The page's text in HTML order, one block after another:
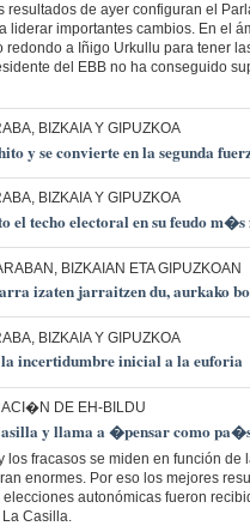
resultados de ayer configuran el
liderar importantes cambios. En el
redondo a Iñigo Urkullu para tener
del EBB no ha conseguido
BIZKAIA Y GIPUZKOA
y se convierte en la segunda
BIZKAIA Y GIPUZKOA
el techo electoral en su feudo m�s
BIZKAIAN ETA GIPUZKOAN
izaten jarraitzen du, aurkako
BIZKAIA Y GIPUZKOA
la incertidumbre inicial a la euforia
DE EH-BILDU
y llama a �pensar como
los fracasos se miden en función de
enormes. Por eso los mejores
autonómicas fueron
Casilla.